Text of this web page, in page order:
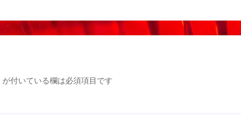
が付いている欄は必須項目です